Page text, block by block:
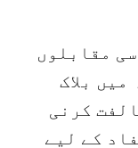
مقابلوں
بلاک
کرنی
کے لیے